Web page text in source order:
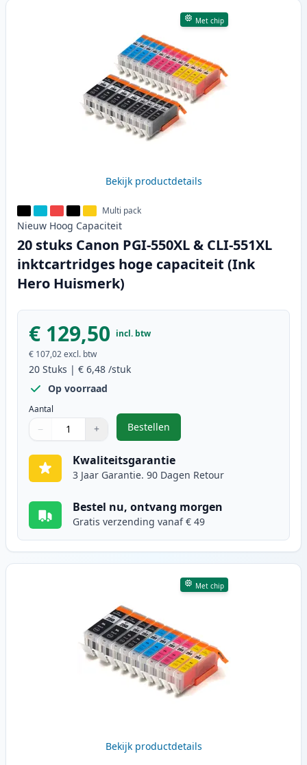
Producten
Met chip
Bekijk productdetails
Multi pack
Nieuw Hoog Capaciteit
20 stuks Canon PGI-550XL & CLI-551XL
inktcartridges hoge capaciteit (Ink
Hero Huismerk)
€ 129,50 incl. btw
€ 107,02excl. btw
20 Stuks | € 6,48 /stuk
Op voorraad
Aantal
Gebruik de knoppen om aan te passen
− +
1
Bestellen
,20 stuks Canon PGI-550XL &
Kwaliteitsgarantie
3 Jaar Garantie. 90 Dagen Retour
Bestel nu, ontvang morgen
Gratis verzending vanaf € 49
Met chip
Bekijk productdetails